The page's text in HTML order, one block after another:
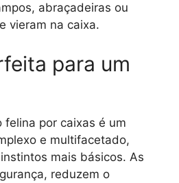
abraçadeiras ou
vieram na caixa.
para um
felina por caixas é um
e multifacetado,
mais básicos. As
reduzem o